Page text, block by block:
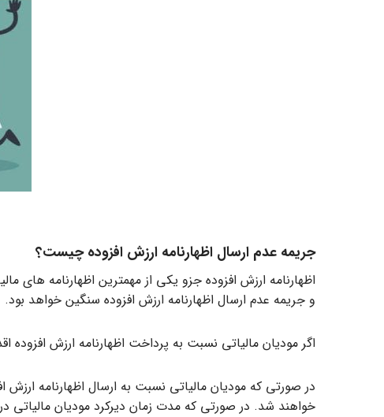
جریمه عدم ارسال اظهارنامه ارزش افزوده چیست؟
اظهارنامه ارزش افزوده جزو یکی از مهمترین اظهارنامه های
و جریمه عدم ارسال اظهارنامه ارزش افزوده سنگین خواهد بود.
اگر مودیان مالیاتی نسبت به پرداخت اظهارنامه ارزش افزوده اقدام نکنند، طبق بند ۵ ماده ۲۲ قانون مالیات ­های غیر مستقیم،
خواهند شد. در صورتی که مدت زمان دیرکرد مودیان مالیاتی